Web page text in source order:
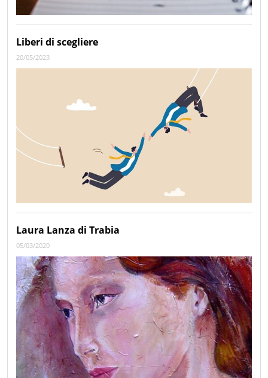
Liberi di scegliere
20/05/2023
Laura Lanza di Trabia
05/03/2020